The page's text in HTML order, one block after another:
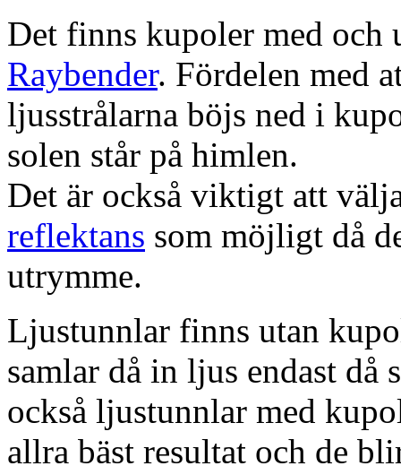
Det finns kupoler med och
Raybender. Fördelen med
ljusstrålarna böjs ned i
solen står på himlen.
Det är också viktigt att
reflektans som möjligt då
utrymme.
Ljustunnlar finns utan
samlar då in ljus endast då
också ljustunnlar med
allra bäst resultat och de